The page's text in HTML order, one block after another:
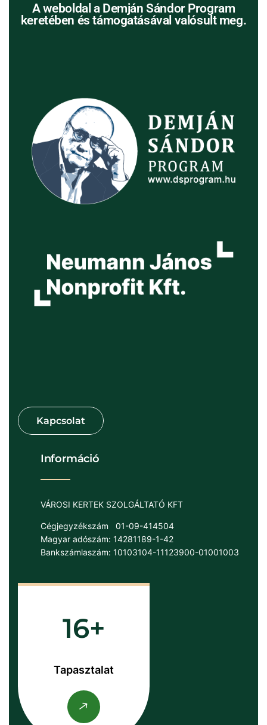
A weboldal a Demján Sándor Program
keretében és támogatásával valósult meg.
Információ
VÁROSI KERTEK SZOLGÁLTATÓ KFT
Cégjegyzékszám
01-09-414504
Magyar adószám: 14281189-1-42
Bankszámlaszám: 10103104-11123900-01001003
16
Tapasztalat